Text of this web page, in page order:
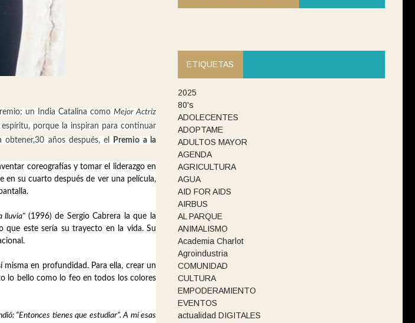
un India Catalina como Mejor Actriz
porque la inspiran para continuar
años después, el
Premio a la
coreografías y tomar el liderazgo en
en su cuarto después de ver una película,
lluvia" (1996) de Sergio Cabrera la que la
que este sería su trayecto en la vida. Su
en profundidad. Para ella, crear un
lo bello como lo feo en todos los colores
“Entonces tienes que estudiar”. A mí esas
ETIQUETAS
2025
80's
ADOLECENTES
ADOPTAME
ADULTOS MAYOR
AGENDA
AGRICULTURA
AGUA
AID FOR AIDS
AIRBUS
AL PARQUE
ANIMALISMO
Academia Charlot
Agroindustria
COMUNIDAD
CULTURA
EMPODERAMIENTO
EVENTOS
actualidad DIGITALES